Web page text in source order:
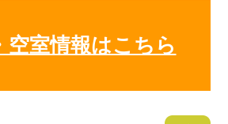
ンポ
空室情報はこちら